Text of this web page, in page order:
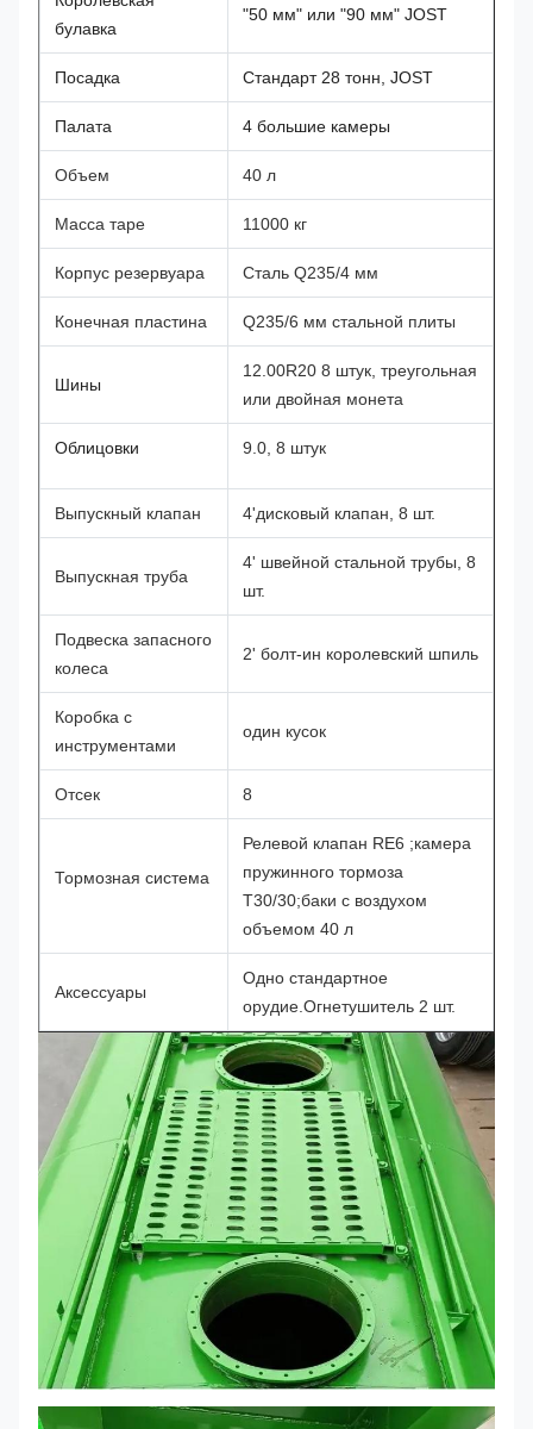
булавка
"50 мм" или "90 мм" JOST
Посадка Стандарт 28 тонн, JOST
Палата 4 большие камеры
Объем 40 л
Масса таре 11000 кг
Корпус резервуара Сталь Q235/4 мм
Конечная пластина Q235/6 мм стальной плиты
Шины
12.00R20 8 штук, треугольная
или двойная монета
Облицовки 9.0, 8 штук
Выпускный клапан 4'дисковый клапан, 8 шт.
Выпускная труба
4' швейной стальной трубы, 8
шт.
Подвеска запасного
колеса
2' болт-ин королевский шпиль
Коробка с
инструментами
один кусок
Отсек 8
Тормозная система
Релевой клапан RE6 ;камера
пружинного тормоза
T30/30;баки с воздухом
объемом 40 л
Аксессуары
Одно стандартное
орудие.Огнетушитель 2 шт.